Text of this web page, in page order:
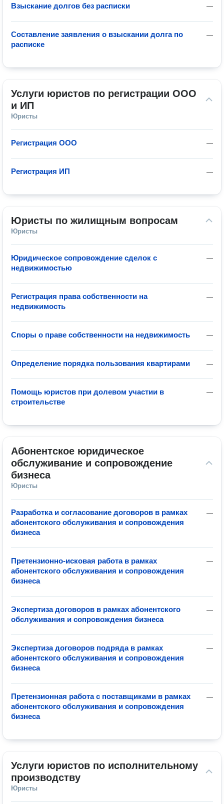
—
Взыскание долгов без расписки
—
Составление заявления о взыскании долга по
расписке
Услуги юристов по регистрации ООО
и ИП
Юристы
—
Регистрация ООО
—
Регистрация ИП
Юристы по жилищным вопросам
Юристы
—
Юридическое сопровождение сделок с
недвижимостью
—
Регистрация права собственности на
недвижимость
—
Споры о праве собственности на недвижимость
—
Определение порядка пользования квартирами
—
Помощь юристов при долевом участии в
строительстве
Абонентское юридическое
обслуживание и сопровождение
бизнеса
Юристы
—
Разработка и согласование договоров в рамках
абонентского обслуживания и сопровождения
бизнеса
—
Претензионно-исковая работа в рамках
абонентского обслуживания и сопровождения
бизнеса
—
Экспертиза договоров в рамках абонентского
обслуживания и сопровождения бизнеса
—
Экспертиза договоров подряда в рамках
абонентского обслуживания и сопровождения
бизнеса
—
Претензионная работа с поставщиками в рамках
абонентского обслуживания и сопровождения
бизнеса
Услуги юристов по исполнительному
производству
Юристы